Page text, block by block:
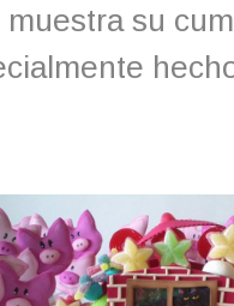
muestra su